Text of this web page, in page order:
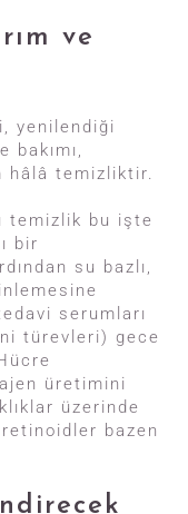
ve
yenilendiği
hâlâ temizliktir.
temizlik bu işte
bir
su bazlı,
serumları
türevleri) gece
üretimini
üzerinde
bazen